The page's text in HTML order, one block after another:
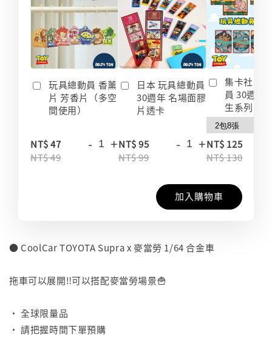
玩具總動員 香薰
片 芳香片（多空
間使用）
NT$ 47
NT$ 49
- +
日本 玩具總動員
30週年 名場面膠
片透卡
NT$ 95
NT$ 99
- +
集卡社 玩
員 30週年
生系列 收
NT$ 125
NT$ 130
加入購物車
● CoolCar TOYOTA Supra x 麥當勞 1/64 合金車
拖車可以展開‼️可以搭配麥當勞場景🍟
• 全球限量品
• 請把握時間下單預購